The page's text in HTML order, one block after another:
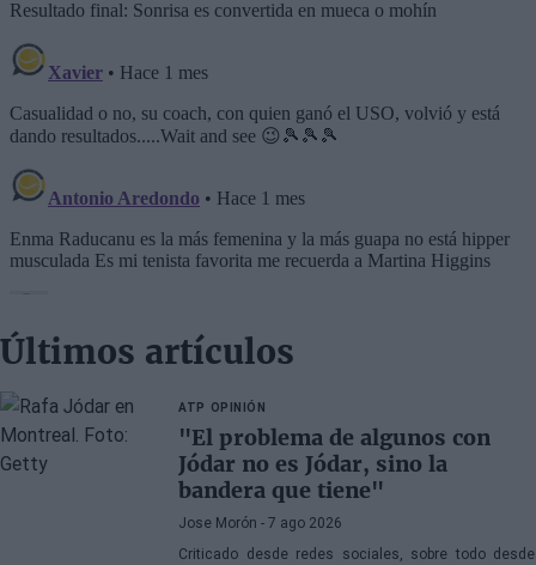
Últimos artículos
ATP OPINIÓN
"El problema de algunos con
Jódar no es Jódar, sino la
bandera que tiene"
Jose Morón - 7 ago 2026
Criticado desde redes sociales, sobre todo desde